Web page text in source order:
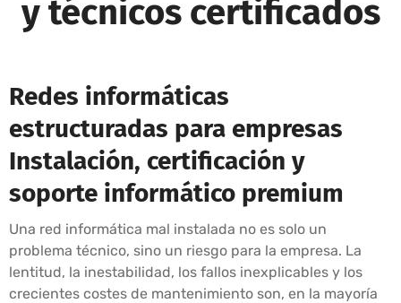
y técnicos certificados
Redes informáticas
estructuradas para empresas
Instalación, certificación y
soporte informático premium
Una red informática mal instalada no es solo un
problema técnico, sino un riesgo para la empresa. La
lentitud, la inestabilidad, los fallos inexplicables y los
crecientes costes de mantenimiento son, en la mayoría